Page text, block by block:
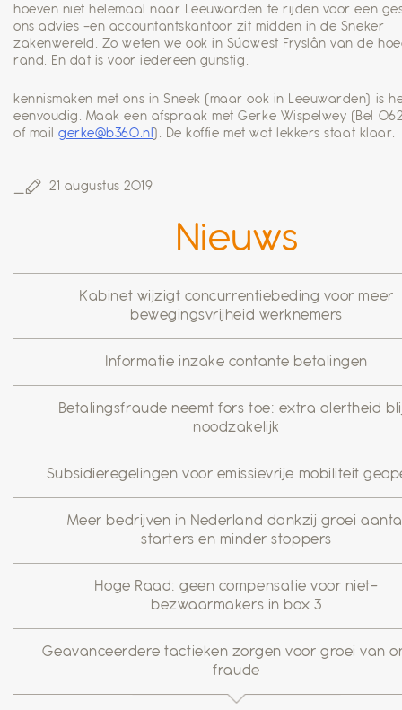
hoeven niet helemaal naar Leeuwarden te rijden voor een
ons advies -en accountantskantoor zit midden in de Sneker
zakenwereld. Zo weten we ook in Súdwest Fryslân van de
rand. En dat is voor iedereen gunstig.
kennismaken met ons in Sneek (maar ook in Leeuwarden) is
eenvoudig. Maak een afspraak met Gerke Wispelwey (Bel
of mailgerke@b360.nl). De koffie met wat lekkers staat klaar.
21 augustus 2019
Nieuws
Kabinet wijzigt concurrentiebeding voor meer
bewegingsvrijheid werknemers
Informatie inzake contante betalingen
Betalingsfraude neemt fors toe: extra alertheid
noodzakelijk
Subsidieregelingen voor emissievrije mobiliteit
Meer bedrijven in Nederland dankzij groei
starters en minder stoppers
Hoge Raad: geen compensatie voor niet-
bezwaarmakers in box 3
Geavanceerdere tactieken zorgen voor groei van
fraude